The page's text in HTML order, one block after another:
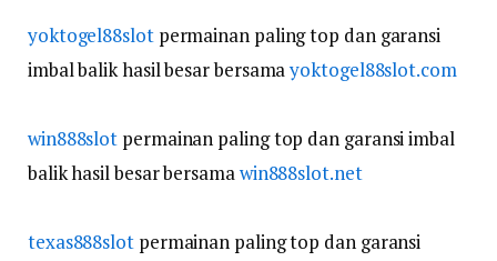
yoktogel88slotpermainan paling top dan garansi
imbal balik hasil besar bersamayoktogel88slot.com
win888slot permainan paling top dan garansi imbal
balik hasil besar bersama win888slot.net
texas888slotpermainan paling top dan garansi